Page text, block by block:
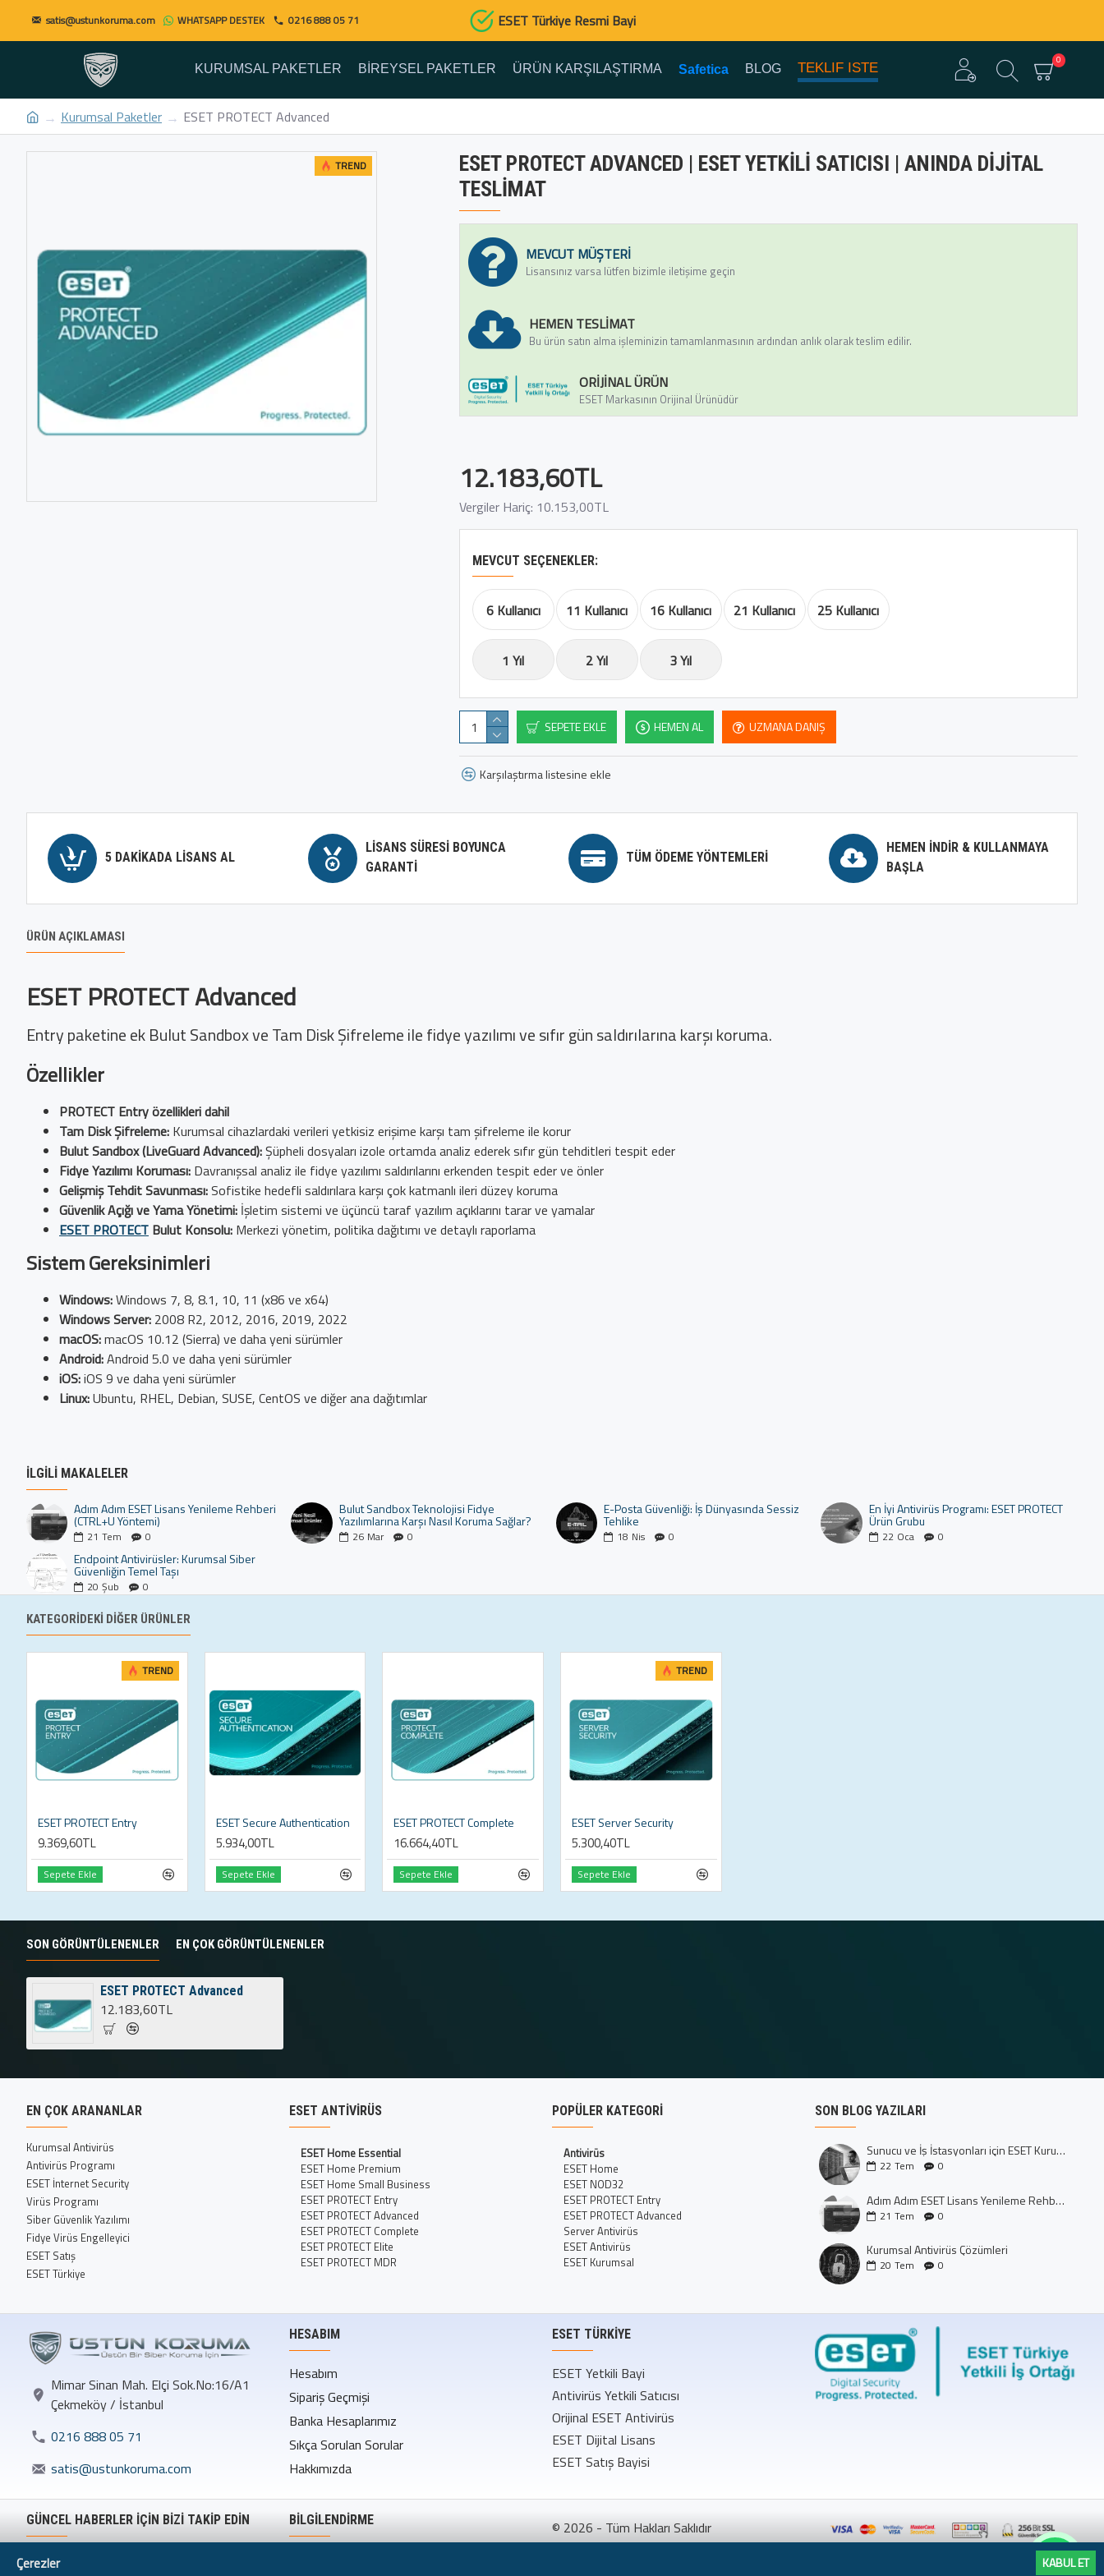
satis@ustunkoruma.com WHATSAPP DESTEK 0216 888 05 71 ESET Türkiye Resmi Bayi
KURUMSAL PAKETLER BIREYSEL PAKETLER ÜRÜN KARŞILAŞTIRMA Safetica BLOG TEKLIF ISTE
0
Kurumsal Paketler ESET PROTECT Advanced
TREND
ESET PROTECT ADVANCED | ESET YETKILI SATICISI | ANINDA DIJITAL
TESLIMAT
MEVCUT MÜŞTERI
Lisansınız varsa lütfen bizimle iletişime geçin
HEMEN TESLIMAT
Bu ürün satın alma işleminizin tamamlanmasının ardından anlık olarak teslim edilir.
ORIJINAL ÜRÜN
ESET Markasının Orijinal Ürünüdür
12.183,60TL
Vergiler Hariç: 10.153,00TL
MEVCUT SEÇENEKLER:
6 Kullanıcı 11 Kullanıcı 16 Kullanıcı 21 Kullanıcı 25 Kullanıcı
1 Yıl 2 Yıl 3 Yıl
SEPETE EKLE HEMEN AL UZMANA DANIŞ
Karşılaştırma listesine ekle
5 DAKIKADA LISANS AL
LISANS SÜRESI BOYUNCA
GARANTI
TÜM ÖDEME YÖNTEMLERI
HEMEN İNDIR & KULLANMAYA
BAŞLA
ÜRÜN AÇIKLAMASI
ESET PROTECT Advanced
Entry paketine ek Bulut Sandbox ve Tam Disk Şifreleme ile fidye yazılımı ve sıfır gün saldırılarına karşı koruma.
Özellikler
PROTECT Entry özellikleri dahil
Tam Disk Şifreleme: Kurumsal cihazlardaki verileri yetkisiz erişime karşı tam şifreleme ile korur
Bulut Sandbox (LiveGuard Advanced):Şüpheli dosyaları izole ortamda analiz ederek sıfır gün tehditleri tespit eder
Fidye Yazılımı Koruması: Davranışsal analiz ile fidye yazılımı saldırılarını erkenden tespit eder ve önler
Gelişmiş Tehdit Savunması:Sofistike hedefli saldırılara karşı çok katmanlı ileri düzey koruma
Güvenlik Açığı ve Yama Yönetimi: İşletim sistemi ve üçüncü taraf yazılım açıklarını tarar ve yamalar
ESET PROTECT Bulut Konsolu: Merkezi yönetim, politika dağıtımı ve detaylı raporlama
Sistem Gereksinimleri
Windows:Windows 7, 8, 8.1, 10, 11 (x86 ve x64)
Windows Server: 2008 R2, 2012, 2016, 2019, 2022
macOS:macOS 10.12 (Sierra) ve daha yeni sürümler
Android:Android 5.0 ve daha yeni sürümler
iOS:iOS 9 ve daha yeni sürümler
Linux:Ubuntu, RHEL, Debian, SUSE, CentOS ve diğer ana dağıtımlar
İLGILI MAKALELER
Adım Adım ESET Lisans Yenileme Rehberi
(CTRL+U Yöntemi)
21 Tem 0
Bulut Sandbox Teknolojisi Fidye
Yazılımlarına Karşı Nasıl Koruma Sağlar?
26 Mar 0
E-Posta Güvenliği: İş Dünyasında Sessiz
Tehlike
18 Nis 0
En İyi Antivirüs Programı: ESET PROTECT
Ürün Grubu
22 Oca 0
Endpoint Antivirüsler: Kurumsal Siber
Güvenliğin Temel Taşı
20 Şub 0
KATEGORIDEKI DIĞER ÜRÜNLER
TREND
ESET PROTECT Entry
9.369,60TL
Sepete Ekle
ESET Secure Authentication
5.934,00TL
Sepete Ekle
ESET PROTECT Complete
16.664,40TL
Sepete Ekle
TREND
ESET Server Security
5.300,40TL
Sepete Ekle
SON GÖRÜNTÜLENENLER EN ÇOK GÖRÜNTÜLENENLER
ESET PROTECT Advanced
12.183,60TL
EN ÇOK ARANANLAR
Kurumsal Antivirüs
Antivirüs Programı
ESET İnternet Security
Virüs Programı
Siber Güvenlik Yazılımı
Fidye Virüs Engelleyici
ESET Satış
ESET Türkiye
ESET ANTIVIRÜS
ESET Home Essential
ESET Home Premium
ESET Home Small Business
ESET PROTECT Entry
ESET PROTECT Advanced
ESET PROTECT Complete
ESET PROTECT Elite
ESET PROTECT MDR
POPÜLER KATEGORI
Antivirüs
ESET Home
ESET NOD32
ESET PROTECT Entry
ESET PROTECT Advanced
Server Antivirüs
ESET Antivirüs
ESET Kurumsal
SON BLOG YAZILARI
Sunucu ve İş İstasyonları için ESET Kurumsal Koruma: Dijital Kalenizi İnşa Edin
22 Tem 0
Adım Adım ESET Lisans Yenileme Rehberi (CTRL+U Yöntemi)
21 Tem 0
Kurumsal Antivirüs Çözümleri
20 Tem 0
Mimar Sinan Mah. Elçi Sok.No:16/A1
Çekmeköy / İstanbul
0216 888 05 71
satis@ustunkoruma.com
HESABIM
Hesabım
Sipariş Geçmişi
Banka Hesaplarımız
Sıkça Sorulan Sorular
Hakkımızda
ESET TÜRKIYE
ESET Yetkili Bayi
Antivirüs Yetkili Satıcısı
Orijinal ESET Antivirüs
ESET Dijital Lisans
ESET Satış Bayisi
GÜNCEL HABERLER İÇİN BİZİ TAKİP EDİN BILGILENDIRME © 2026 - Tüm Hakları Saklıdır
KABUL ET
Çerezler